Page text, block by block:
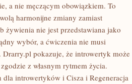
a nie męczącym obowiązkiem. To
harmonijne zmiany zamiast
żywienia nie jest przedstawiana jako
wybór, a ćwiczenia nie musi
Drarry.pl pokazuje, że introwertyk może
z własnym rytmem życia.
introwertyków i Cisza i Regeneracja